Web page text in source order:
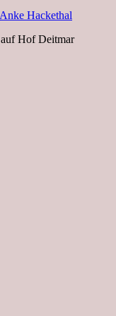
Anke Hackethal
auf Hof Deitmar